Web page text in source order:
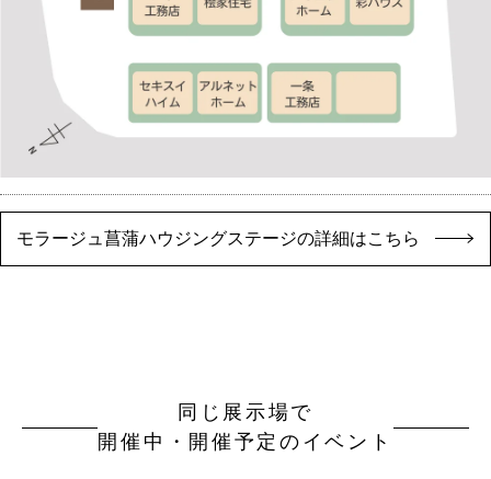
モラージュ菖蒲ハウジングステージの詳細はこちら
同じ展示場で
開催中・開催予定のイベント